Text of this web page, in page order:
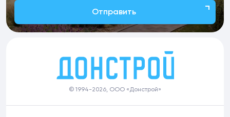
Отправить
© 1994-2026, ООО «Донстрой»